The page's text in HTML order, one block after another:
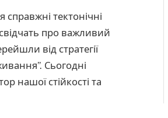
тектонічні
про важливий
від стратегії
Сьогодні
нашої стійкості та